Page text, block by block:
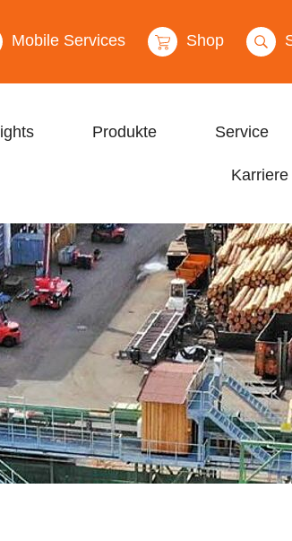
Mobile Services Shop
Produkte Service
Karriere